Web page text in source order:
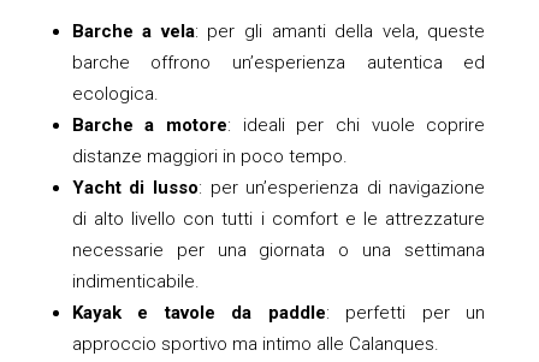
Barche a vela: per gli amanti della vela, queste
barche offrono un’esperienza autentica ed
ecologica.
Barche a motore: ideali per chi vuole coprire
distanze maggiori in poco tempo.
Yacht di lusso: per un’esperienza di navigazione
di alto livello con tutti i comfort e le attrezzature
necessarie per una giornata o una settimana
indimenticabile.
Kayak e tavole da paddle: perfetti per un
approccio sportivo ma intimo alle Calanques.